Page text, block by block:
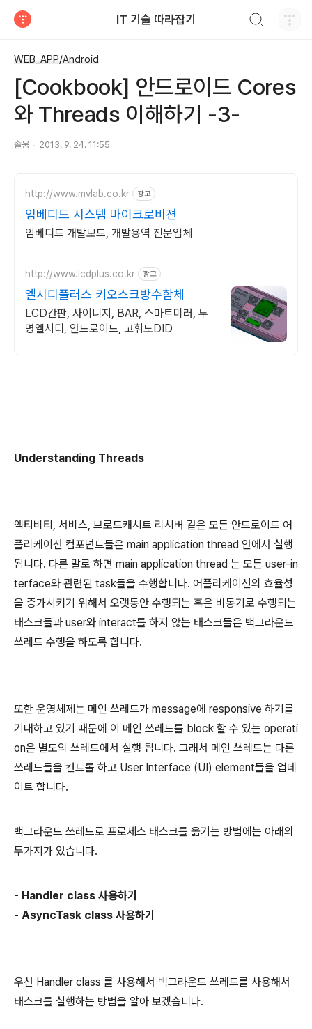
IT 기술 따라잡기
WEB_APP/Android
[Cookbook] 안드로이드 Cores
와 Threads 이해하기 -3-
솔웅 2013. 9. 24. 11:55
http://www.mvlab.co.kr 광고
임베디드 시스템 마이크로비젼
임베디드 개발보드, 개발용역 전문업체
http://www.lcdplus.co.kr 광고
엘시디플러스 키오스크방수함체
LCD간판, 사이니지, BAR, 스마트미러, 투
명엘시디, 안드로이드, 고휘도DID
Understanding Threads
액티비티, 서비스, 브로드캐시트 리시버 같은 모든 안드로이드 어
플리케이션 컴포넌트들은 main application thread 안에서 실행
됩니다. 다른 말로 하면 main application thread 는 모든 user-in
terface와 관련된 task들을 수행합니다. 어플리케이션의 효율성
을 증가시키기 위해서 오랫동안 수행되는 혹은 비동기로 수행되는
태스크들과 user와 interact를 하지 않는 태스크들은 백그라운드
쓰레드 수행을 하도록 합니다.
또한 운영체제는 메인 쓰레드가 message에 responsive 하기를
기대하고 있기 때문에 이 메인 쓰레드를 block 할 수 있는 operati
on은 별도의 쓰레드에서 실행 됩니다. 그래서 메인 쓰레드는 다른
쓰레드들을 컨트롤 하고 User Interface (UI) element들을 업데
이트 합니다.
백그라운드 쓰레드로 프로세스 태스크를 옮기는 방법에는 아래의
두가지가 있습니다.
- Handler class 사용하기
- AsyncTask class 사용하기
우선 Handler class 를 사용해서 백그라운드 쓰레드를 사용해서
태스크를 실행하는 방법을 알아 보겠습니다.